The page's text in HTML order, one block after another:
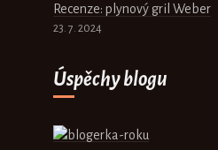
Recenze: plynový gril Weber
23. 7. 2024
Úspěchy blogu